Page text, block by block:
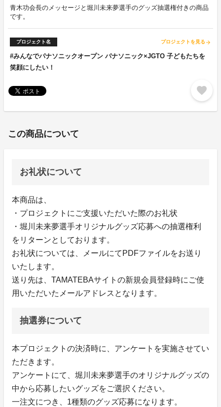
青木功会長のメッセージと堀川未来夢選手のグッズ抽選権付きの商品
です。
プロジェクト名 プロジェクトを見る arrow_forward
#みんなでパナソニックオープン パナソニック×JGTO 子どもたちを
笑顔にしたい！
favorite
この商品について
お礼状について
本商品は、
・プロジェクトにご支援いただいた際のお礼状
・堀川未来夢選手オリジナルグッズ応募への抽選権利
をリターンとしております。
お礼状については、メールにてPDFファイルをお送り
いたします。
送り先は、TAMATEBAサイトの新規会員登録時にご使
用いただいたメールアドレスとなります。
抽選券について
本プロジェクトの決済時に、アンケートを実施させてい
ただきます。
アンケートにて、堀川未来夢選手のオリジナルグッズの
中から応募したいグッズをご選択ください。
一注文につき、1種類のグッズ応募になります。